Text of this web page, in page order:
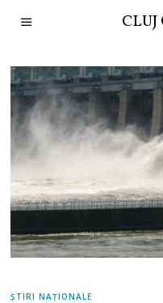
ȘTIRI NAȚIONALE